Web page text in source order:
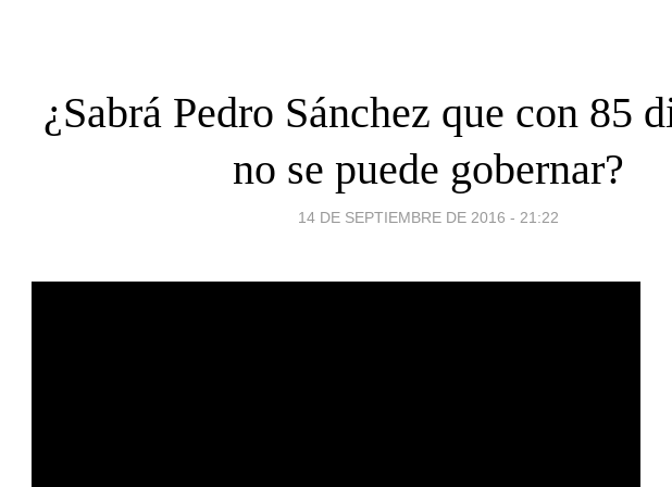
¿Sabrá Pedro Sánchez que con 85
no se puede gobernar?
14 DE SEPTIEMBRE DE 2016 - 21:22